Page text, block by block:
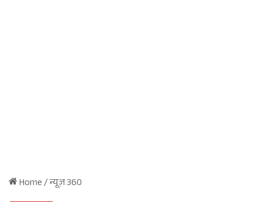
Home/न्यूज़ 360